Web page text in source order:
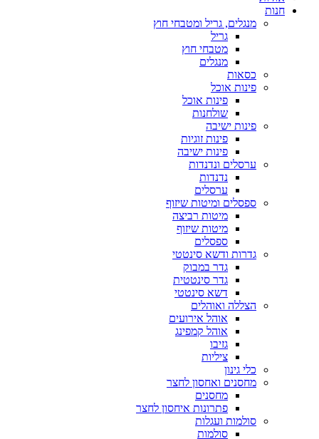
חנות
מנגלים, גריל ומטבחי חוץ
גריל
מטבחי חוץ
מנגלים
כסאות
פינות אוכל
פינות אוכל
שולחנות
פינות ישיבה
פינות זוגיות
פינות ישיבה
ערסלים ונדנדות
נדנדות
ערסלים
ספסלים ומיטות שיזוף
מיטות רביצה
מיטות שיזוף
ספסלים
גדרות ודשא סינטטי
גדר במבוק
גדר סינטטית
דשא סינטטי
הצללה ואוהלים
אוהל אירועים
אוהל קמפינג
גזיבו
ציליות
כלי גינון
מחסנים ואחסון לחצר
מחסנים
פתרונות איחסון לחצר
סולמות ועגלות
סולמות